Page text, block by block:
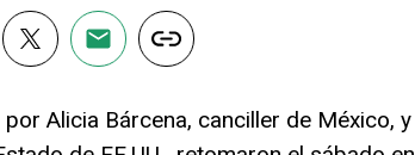
Alicia Bárcena, canciller de México, y